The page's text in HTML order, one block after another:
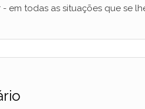
em todas as situações que se